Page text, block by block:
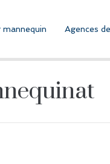
mannequin Agences